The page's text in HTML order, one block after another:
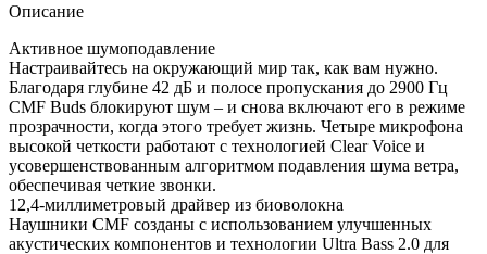
Описание
Активное шумоподавление
Настраивайтесь на окружающий мир так, как вам нужно.
Благодаря глубине 42 дБ и полосе пропускания до 2900 Гц
CMF Buds блокируют шум – и снова включают его в режиме
прозрачности, когда этого требует жизнь. Четыре микрофона
высокой четкости работают с технологией Clear Voice и
усовершенствованным алгоритмом подавления шума ветра,
обеспечивая четкие звонки.
12,4-миллиметровый драйвер из биоволокна
Наушники CMF созданы с использованием улучшенных
акустических компонентов и технологии Ultra Bass 2.0 для